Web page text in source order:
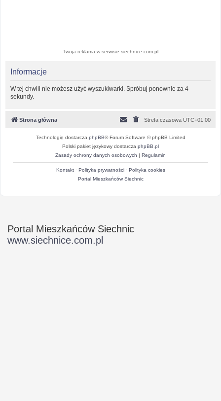
Twoja reklama w serwisie siechnice.com.pl
Informacje
W tej chwili nie możesz użyć wyszukiwarki. Spróbuj ponownie za 4
sekundy.
Strona główna Strefa czasowa UTC+01:00
Technologię dostarcza phpBB® Forum Software © phpBB Limited
Polski pakiet językowy dostarcza phpBB.pl
Zasady ochrony danych osobowych | Regulamin
Kontakt· Polityka prywatności· Polityka cookies
Portal Mieszkańców Siechnic
Portal Mieszkańców Siechnic
www.siechnice.com.pl